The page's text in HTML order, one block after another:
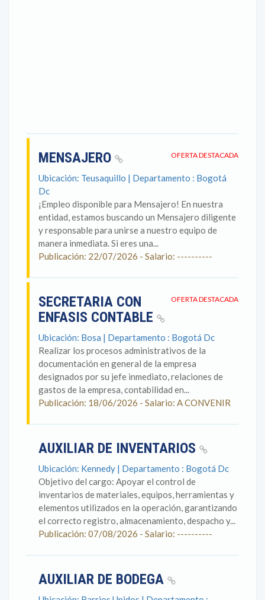
OFERTA DESTACADA
MENSAJERO
Ubicación: Teusaquillo | Departamento : Bogotá
Dc
¡Empleo disponible para Mensajero! En nuestra
entidad, estamos buscando un Mensajero diligente
y responsable para unirse a nuestro equipo de
manera inmediata. Si eres una...
Publicación: 22/07/2026 - Salario: ----------
OFERTA DESTACADA
SECRETARIA CON
ENFASIS CONTABLE
Ubicación: Bosa | Departamento : Bogotá Dc
Realizar los procesos administrativos de la
documentación en general de la empresa
designados por su jefe inmediato, relaciones de
gastos de la empresa, contabilidad en...
Publicación: 18/06/2026 - Salario: A CONVENIR
AUXILIAR DE INVENTARIOS
Ubicación: Kennedy | Departamento : Bogotá Dc
Objetivo del cargo: Apoyar el control de
inventarios de materiales, equipos, herramientas y
elementos utilizados en la operación, garantizando
el correcto registro, almacenamiento, despacho y...
Publicación: 07/08/2026 - Salario: ----------
AUXILIAR DE BODEGA